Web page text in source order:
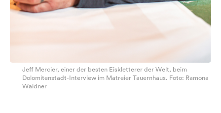
Jeff Mercier, einer der besten Eiskletterer der Welt, beim
Dolomitenstadt-Interview im Matreier Tauernhaus. Foto: Ramona
Waldner